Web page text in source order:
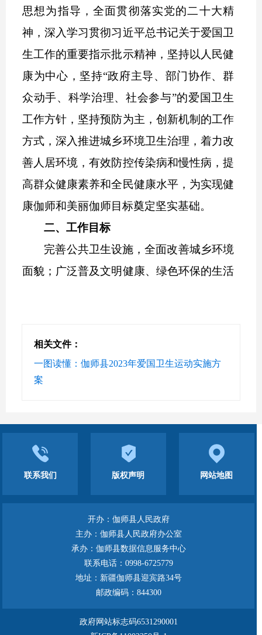
思想为指导，全面贯彻落实党的二十大精
神，深入学习贯彻习近平总书记关于爱国卫
生工作的重要指示批示精神 ，坚持以人民健
康为中心，坚持“政府主导、部门协作、群
众动手、科学治理、社会参与”的爱国卫生
工作方针 ， 坚持预防为主，创新机制的工作
方式，深入推进城乡环境卫生治理，着力改
善人居环境，有效防控传染病和慢性病，提
高群众健康素养和全民健康水平，为实现健
康伽师和美丽伽师目标奠定坚实基础。
二、工作目标
完善公共卫生设施，全面改善城乡环境
面貌；广泛普及文明健康、绿色环保的生活
重健康的浓厚文化氛围；全民深入开展爱国
卫生运动，基本建立从县城到乡村、从社会
整体联动新格局，全面提高社会健康综合治
理能力。
三、工作任务
治区级卫生县城，全面提升公共卫生环境设
施建设和管理水平，营造干净整洁舒适的宜
居环境。有效破解环境卫生管理难题，打造
良好生活环境。
（二）推进城乡环境卫生综合整治。
相关文件：
一图读懂：伽师县2023年爱国卫生运动实施方
案
联系我们 版权声明 网站地图
开办：伽师县人民政府
主办：伽师县人民政府办公室
承办：伽师县数据信息服务中心
联系电话：0998-6725779
地址：新疆伽师县迎宾路34号
邮政编码：844300
政府网站标志码6531290001